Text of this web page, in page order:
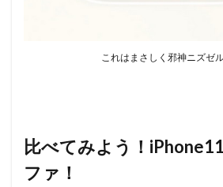
これはまさしく邪神ニズゼ
比べてみよう！
ファ！